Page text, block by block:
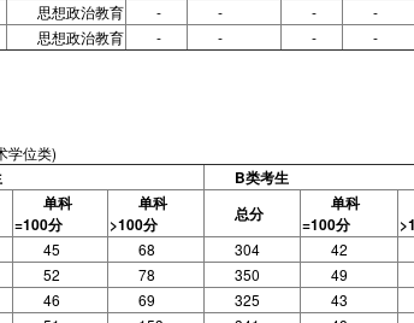
思想政治教育 - - - -
思想政治教育 - - - -
学位类)
B类考生
单科
=100分
单科
>100分
总分
单科
=100分
45 68 304 42
52 78 350 49
46 69 325 43